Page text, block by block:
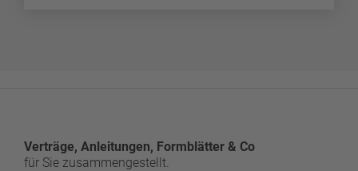
Verträge, Anleitungen, Formblätter & Co
für Sie zusammengestellt.